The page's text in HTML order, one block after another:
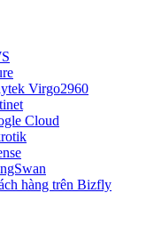
Virgo2960
Cloud
hàng trên Bizfly